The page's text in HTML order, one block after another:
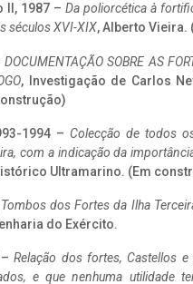
II, 1987 – Da poliorcética à
séculos XVI-XIX, Alberto Vieira.
DOCUMENTAÇÃO SOBRE AS
, Investigação de Carlos
1994 – Colecção de todos
com a indicação da
Ultramarino. (Em
Tombos dos Fortes da Ilha
do Exército.
–Relação dos fortes, Castellos
e que nenhuma utilidade